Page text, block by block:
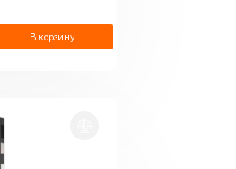
В корзину